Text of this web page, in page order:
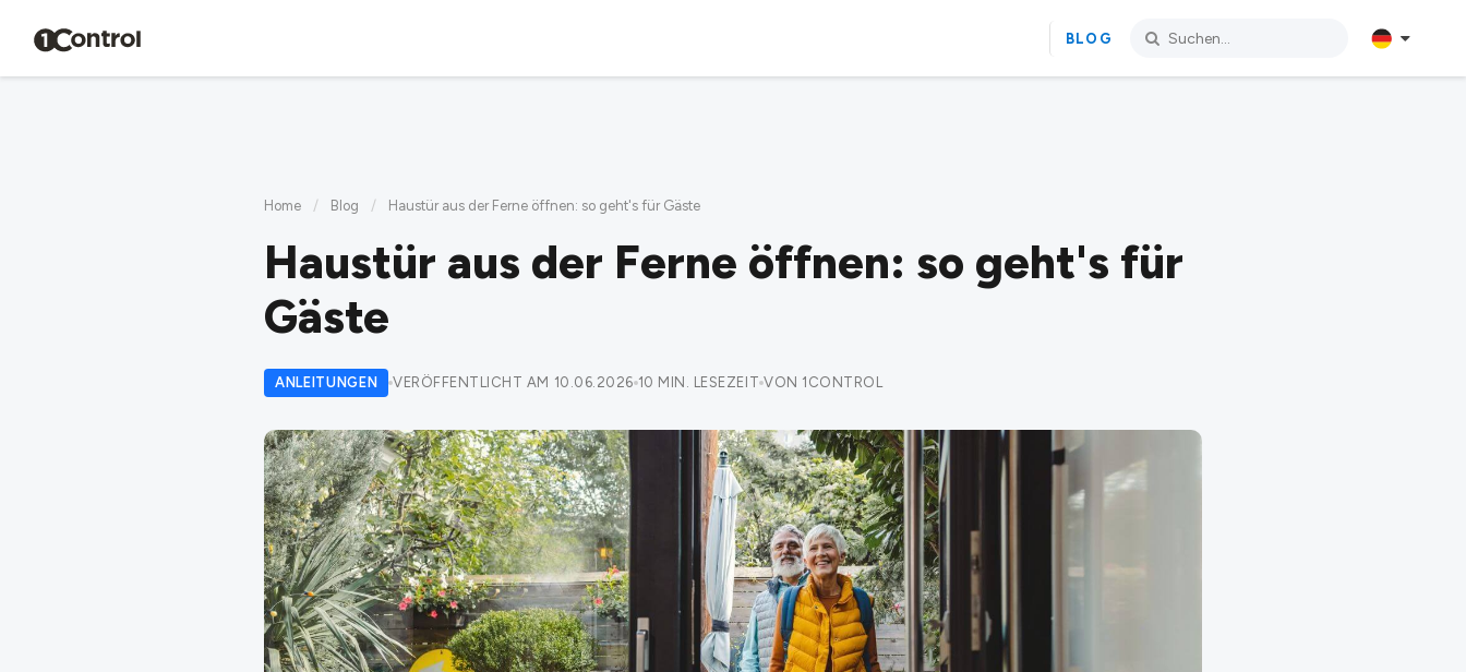
BLOG
Home / Blog / Haustür aus der Ferne öffnen: so geht's für Gäste
Haustür aus der Ferne öffnen: so geht's für
Gäste
ANLEITUNGEN VERÖFFENTLICHT AM 10.06.2026 10 MIN. LESEZEIT VON 1CONTROL